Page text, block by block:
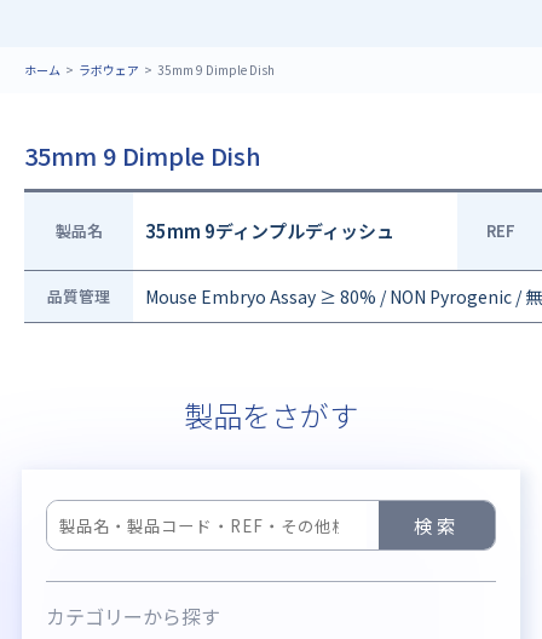
ホーム ラボウェア 35mm 9 Dimple Dish
35mm 9 Dimple Dish
製品名 35mm 9ディンプルディッシュ REF
品質管理 Mouse Embryo Assay ≥ 80% / NON Pyrogenic /
製品をさがす
検索
カテゴリーから探す